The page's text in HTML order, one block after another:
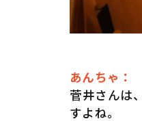
あんちゃ：
菅井さんは
すよね。